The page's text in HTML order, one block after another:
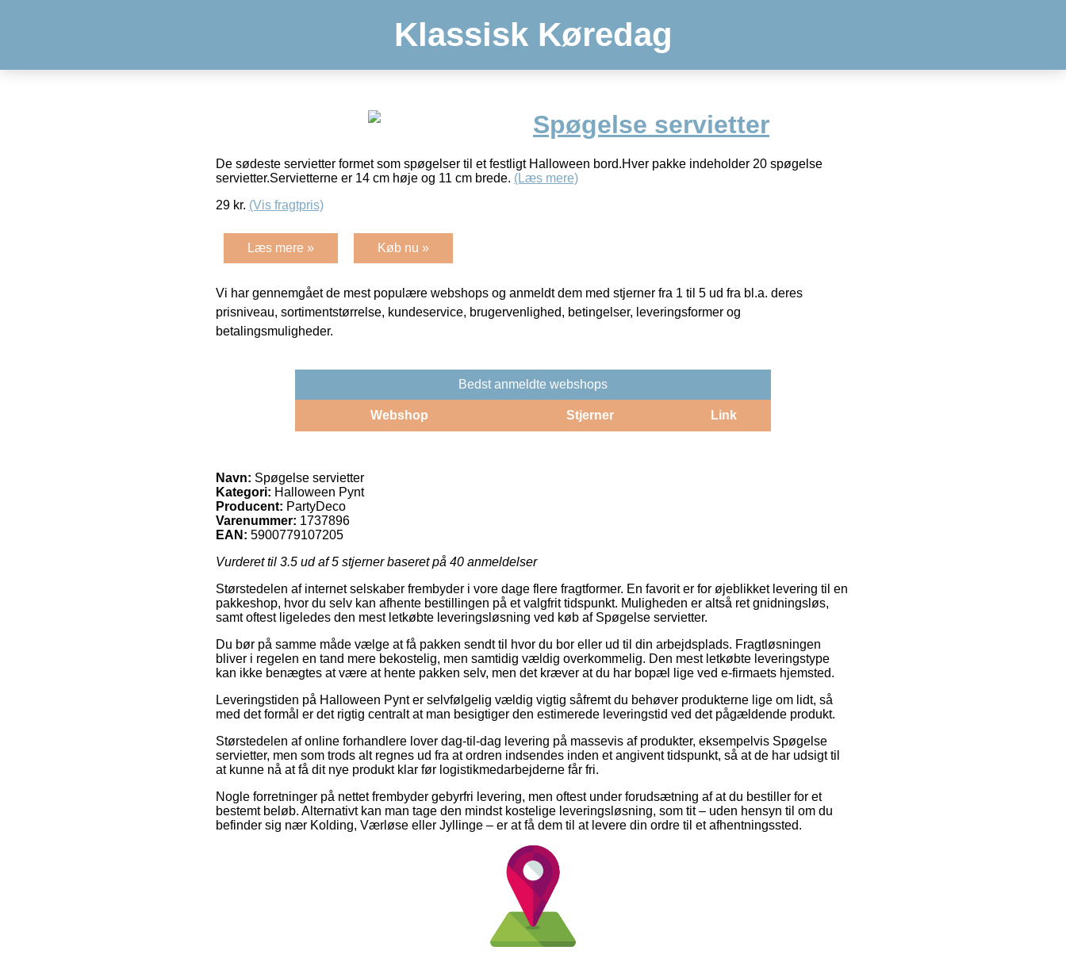
Klassisk Køredag
Spøgelse servietter
De sødeste servietter formet som spøgelser til et festligt Halloween bord.Hver pakke indeholder 20 spøgelse
servietter.Servietterne er 14 cm høje og 11 cm brede. (Læs mere)
29 kr. (Vis fragtpris)
Læs mere » Køb nu »
Vi har gennemgået de mest populære webshops og anmeldt dem med stjerner fra 1 til 5 ud fra bl.a. deres
prisniveau, sortimentstørrelse, kundeservice, brugervenlighed, betingelser, leveringsformer og
betalingsmuligheder.
Bedst anmeldte webshops
Webshop Stjerner Link
Navn: Spøgelse servietter
Kategori: Halloween Pynt
Producent: PartyDeco
Varenummer: 1737896
EAN: 5900779107205
Vurderet til 3.5 ud af 5 stjerner baseret på 40 anmeldelser
Størstedelen af internet selskaber frembyder i vore dage flere fragtformer. En favorit er for øjeblikket levering til en
pakkeshop, hvor du selv kan afhente bestillingen på et valgfrit tidspunkt. Muligheden er altså ret gnidningsløs,
samt oftest ligeledes den mest letkøbte leveringsløsning ved køb af Spøgelse servietter.
Du bør på samme måde vælge at få pakken sendt til hvor du bor eller ud til din arbejdsplads. Fragtløsningen
bliver i regelen en tand mere bekostelig, men samtidig vældig overkommelig. Den mest letkøbte leveringstype
kan ikke benægtes at være at hente pakken selv, men det kræver at du har bopæl lige ved e-firmaets hjemsted.
Leveringstiden på Halloween Pynt er selvfølgelig vældig vigtig såfremt du behøver produkterne lige om lidt, så
med det formål er det rigtig centralt at man besigtiger den estimerede leveringstid ved det pågældende produkt.
Størstedelen af online forhandlere lover dag-til-dag levering på massevis af produkter, eksempelvis Spøgelse
servietter, men som trods alt regnes ud fra at ordren indsendes inden et angivent tidspunkt, så at de har udsigt til
at kunne nå at få dit nye produkt klar før logistikmedarbejderne får fri.
Nogle forretninger på nettet frembyder gebyrfri levering, men oftest under forudsætning af at du bestiller for et
bestemt beløb. Alternativt kan man tage den mindst kostelige leveringsløsning, som tit – uden hensyn til om du
befinder sig nær Kolding, Værløse eller Jyllinge – er at få dem til at levere din ordre til et afhentningssted.